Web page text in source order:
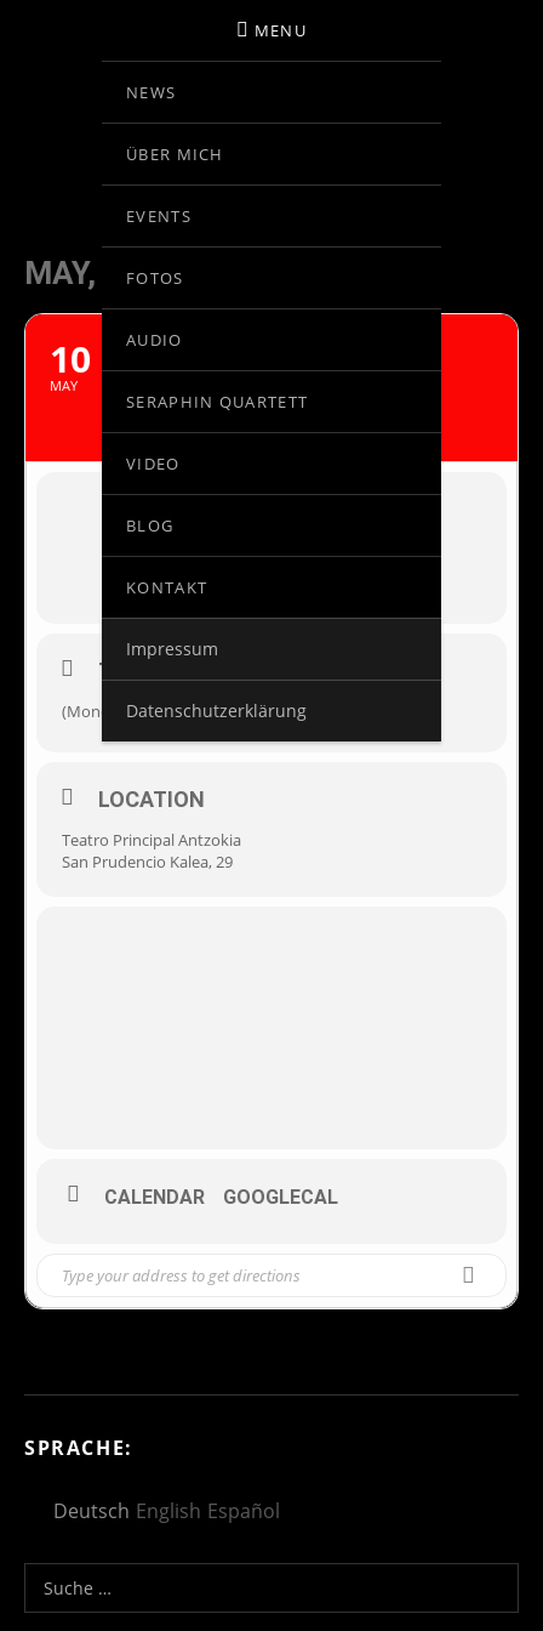
BIRGIT KOLAR
VIOLINE
MENU
NEWS
ÜBER MICH
EVENTS
FOTOS
AUDIO
SERAPHIN QUARTETT
VIDEO
BLOG
KONTAKT
Impressum
Datenschutzerklärung
MAY, 2021
10
MAY
BELA BARTOK:
HANS GRAF - EUSKADIKO ORKESTRA
TIME
(Monday) 20:00
LOCATION
Teatro Principal Antzokia
San Prudencio Kalea, 29
CALENDAR GOOGLECAL
SPRACHE:
Deutsch English Español
Suche nach: